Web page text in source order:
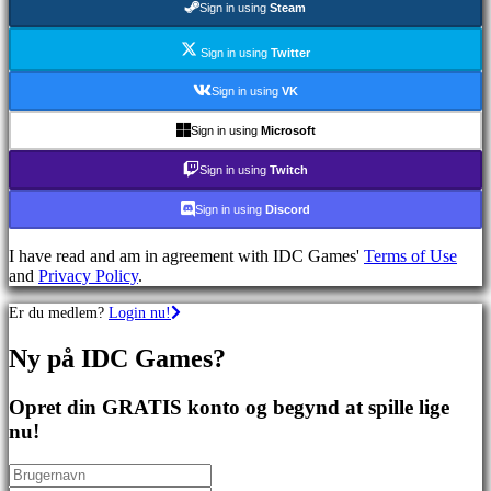
Sportsspil
Racing
Casual
Indie
Simulation
Puzzle
games
Fighting
games
Demoer
Fællesskab
events
Nyheder
Sign in using Steam
Sign in using Twitter
Sign in using VK
Sign in using Microsoft
Sign in using Twitch
Sign in using Discord
I have read and am in agreement with IDC Games' Terms of Use
and Privacy Policy.
Er du medlem? Login nu!
Ny på IDC Games?
Opret din GRATIS konto og begynd at spille lige
nu!